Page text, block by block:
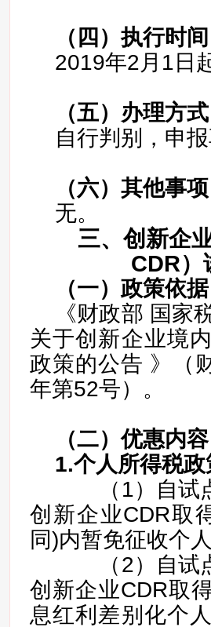
（四）执行时间
2019年2月1日
（五） 办理方式
自行判别，申
（六） 其他事项
无。
三、创新企
CDR）
（一） 政策依据
《财政部 国家
关于创新企业境
政策的公告 》（
年第52号）。
（二）优惠内容
1.个人所得税政
（1）自试点
创新企业CDR取
同)内暂免征收个
（2）自试点
创新企业CDR取
息红利差别化个